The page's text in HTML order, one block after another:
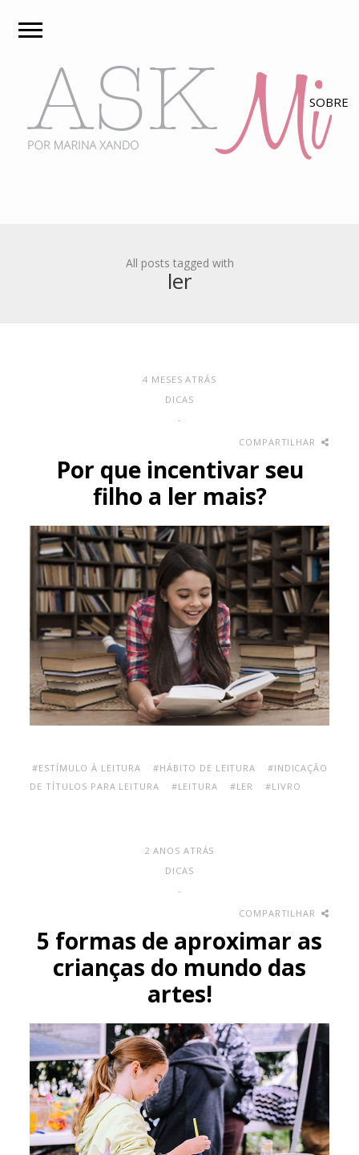
All posts tagged with
ler
4 MESES ATRÁS
DICAS
-
COMPARTILHAR
Por que incentivar seu
filho a ler mais?
#ESTÍMULO À LEITURA #HÁBITO DE LEITURA
#INDICAÇÃO
DE TÍTULOS PARA LEITURA
#LEITURA #LER #LIVRO
2 ANOS ATRÁS
DICAS
-
COMPARTILHAR
5 formas de aproximar as
crianças do mundo das
artes!